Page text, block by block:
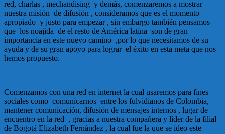
red, charlas , mechandising y demás, comenzaremos a mostrar
nuestra misión de difusión , consideramos que es el momento
apropiado y justo para empezar , sin embargo también pensamos
que los noajida de el resto de América latina son de gran
importancia en este nuevo camino ,por lo que necesitamos de su
ayuda y de su gran apoyo para lograr el éxito en esta meta que nos
hemos propuesto.
Comenzamos con una red en internet la cual usaremos para fines
sociales como comunicarnos entre los fulvidianos de Colombia,
mantener comunicación, difusión de mensajes internos , lugar de
encuentro en la red , gracias a nuestra compañera y líder de la filial
de Bogotá Elizabeth Fernández , la cual fue la que se ideo este